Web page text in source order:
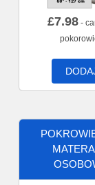
£7.98 -